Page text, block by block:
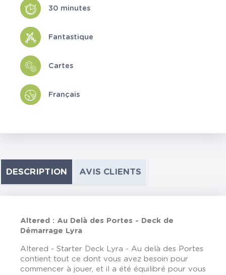
30 minutes
Fantastique
Cartes
Français
DESCRIPTION AVIS CLIENTS
Altered : Au Delà des Portes - Deck de
Démarrage Lyra
Altered - Starter Deck Lyra - Au delà des Portes
contient tout ce dont vous avez besoin pour
commencer à jouer, et il a été équilibré pour vous